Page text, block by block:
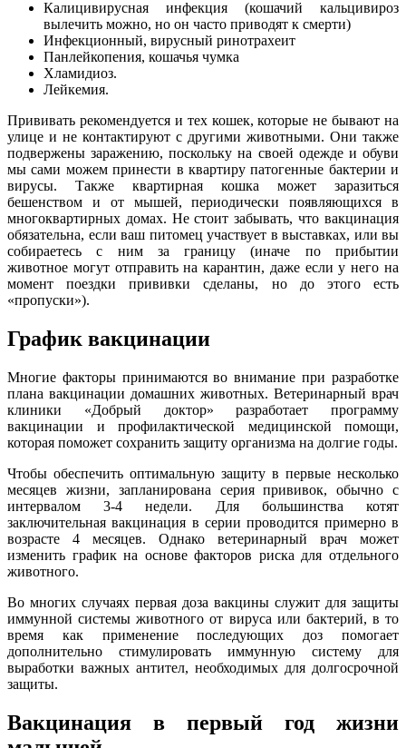
Калицивирусная инфекция (кошачий кальцивироз
вылечить можно, но он часто приводят к смерти)
Инфекционный, вирусный ринотрахеит
Панлейкопения, кошачья чумка
Хламидиоз.
Лейкемия.
Прививать рекомендуется и тех кошек, которые не бывают на
улице и не контактируют с другими животными. Они также
подвержены заражению, поскольку на своей одежде и обуви
мы сами можем принести в квартиру патогенные бактерии и
вирусы. Также квартирная кошка может заразиться
бешенством и от мышей, периодически появляющихся в
многоквартирных домах. Не стоит забывать, что вакцинация
обязательна, если ваш питомец участвует в выставках, или вы
собираетесь с ним за границу (иначе по прибытии
животное могут отправить на карантин, даже если у него на
момент поездки прививки сделаны, но до этого есть
«пропуски»).
График вакцинации
Многие факторы принимаются во внимание при разработке
плана вакцинации домашних животных. Ветеринарный врач
клиники «Добрый доктор» разработает программу
вакцинации и профилактической медицинской помощи,
которая поможет сохранить защиту организма на долгие годы.
Чтобы обеспечить оптимальную защиту в первые несколько
месяцев жизни, запланирована серия прививок, обычно с
интервалом 3-4 недели. Для большинства котят
заключительная вакцинация в серии проводится примерно в
возрасте 4 месяцев. Однако ветеринарный врач может
изменить график на основе факторов риска для отдельного
животного.
Во многих случаях первая доза вакцины служит для защиты
иммунной системы животного от вируса или бактерий, в то
время как применение последующих доз помогает
дополнительно стимулировать иммунную систему для
выработки важных антител, необходимых для долгосрочной
защиты.
Вакцинация в первый год жизни